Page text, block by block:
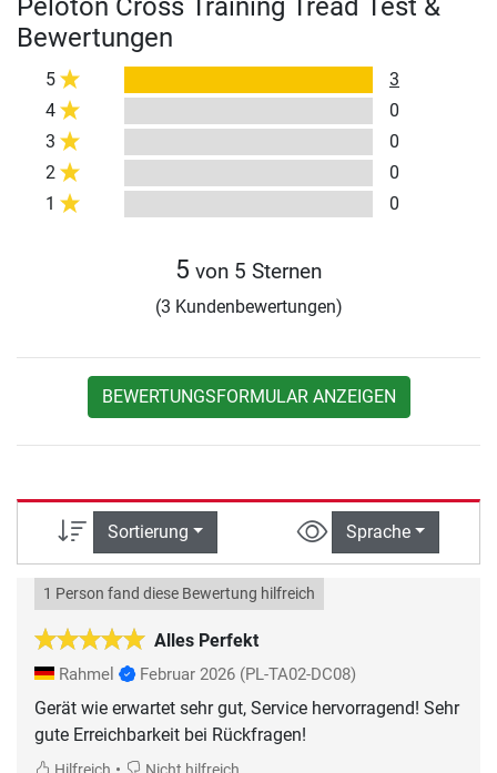
Bewertungen
5
3
4
0
3
0
2
0
1
0
5 von 5 Sternen
(3 Kundenbewertungen)
BEWERTUNGSFORMULAR ANZEIGEN
Sortierung Sprache
Alles Perfekt
1 Person fand diese Bewertung hilfreich
Rahmel Februar 2026 (PL-TA02-DC08)
Gerät wie erwartet sehr gut, Service hervorragend! Sehr
gute Erreichbarkeit bei Rückfragen!